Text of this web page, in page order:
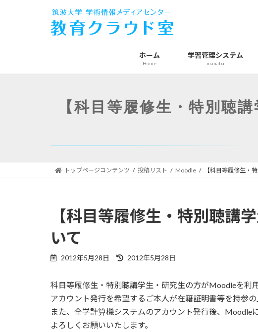
ス
ン
ホーム
Home
学習管理システム
manaba
【科目等履修生・特別聴
トップページコンテンツ 投稿リスト Moodle 【科目等履修生・
【科目等履修生・特別聴講
いて
2012年5月28日
最
新
日
:
2012年5月28日
科目等履修生・特別聴講学生・研究生の方がMoodleを利
アカウント発行を希望するご本人が在籍証明書等を持参
また、全学計算機システムのアカウント発行後、Moodle
よろしくお願いいたします。